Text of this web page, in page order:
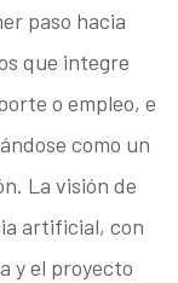
paso hacia
que integre
o empleo, e
como un
La visión de
artificial, con
y el proyecto